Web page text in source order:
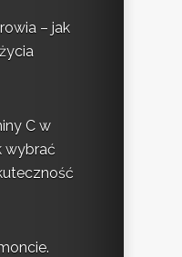
– jak
C w
wybrać